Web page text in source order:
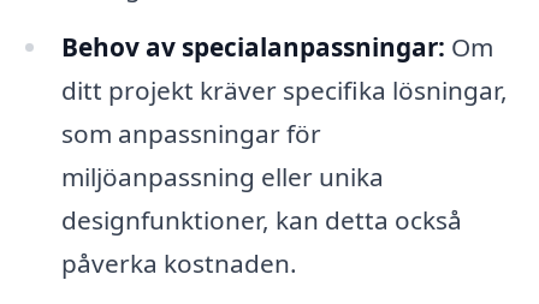
Behov av specialanpassningar: Om
ditt projekt kräver specifika lösningar,
som anpassningar för
miljöanpassning eller unika
designfunktioner, kan detta också
påverka kostnaden.